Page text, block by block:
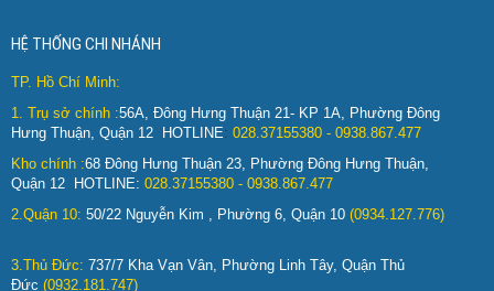
HỆ THỐNG CHI NHÁNH
TP. Hồ Chí Minh:
1. Trụ sở chính :56A, Đông Hưng Thuận 21- KP 1A, Phường Đông
Hưng Thuận, Quận 12 HOTLINE: 028.37155380 - 0938.867.477
Kho chính :68 Đông Hưng Thuận 23, Phường Đông Hưng Thuận,
Quận 12 HOTLINE: 028.37155380 - 0938.867.477
2.Quận 10: 50/22 Nguyễn Kim , Phường 6, Quận 10 (0934.127.776)
3.Thủ Đức: 737/7 Kha Vạn Vân, Phường Linh Tây, Quận Thủ
Đức (0932.181.747)